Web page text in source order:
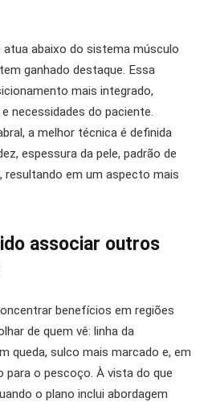
abaixo do sistema músculo
ganhado destaque. Essa
mais integrado,
necessidades do paciente.
a melhor técnica é definida
espessura da pele, padrão de
resultando em um aspecto mais
associar outros
benefícios em regiões
de quem vê: linha da
queda, sulco mais marcado e, em
o pescoço. À vista do que
o plano inclui abordagem